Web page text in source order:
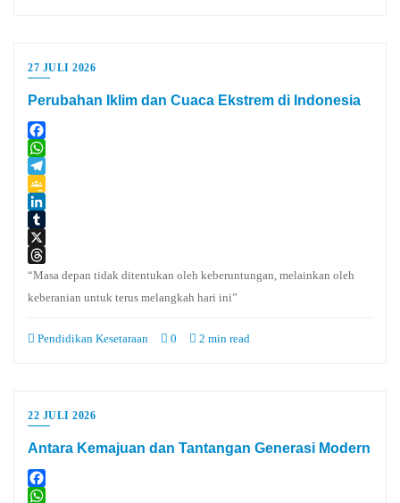
27 JULI 2026
Perubahan Iklim dan Cuaca Ekstrem di Indonesia
Facebook
WhatsApp
Telegram
Google
Classroom
LinkedIn
Tumblr
X
Threads
“Masa depan tidak ditentukan oleh keberuntungan, melainkan oleh
keberanian untuk terus melangkah hari ini”
Pendidikan Kesetaraan 0 2 min read
22 JULI 2026
Antara Kemajuan dan Tantangan Generasi Modern
Facebook